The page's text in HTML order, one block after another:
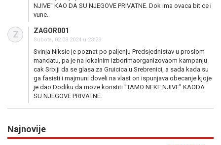
NJIVE" KAO DA SU NJEGOVE PRIVATNE. Dok ima ovaca bit ce i
vune.
Z ZAGOR001
Subota, 02.03.2024 u 23:23
Svinja Niksic je poznat po paljenju Predsjednistav u proslom
mandatu, pa je na lokalnim izborimaorganizovaom kampanju
cak Srbiji da se glasa za Gruicica u Srebrenici, a sada kada su
ga fasisti i majmuni doveli na vlast on ispunjava obecanje kjoje
je dao Dodiku da moze koristiti "TAMO NEKE NJIVE" KAODA
SU NJEGOVE PRIVATNE.
Najnovije